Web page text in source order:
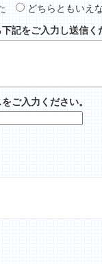
どちらともいえ
記をご入力し送信く
ご入力ください。